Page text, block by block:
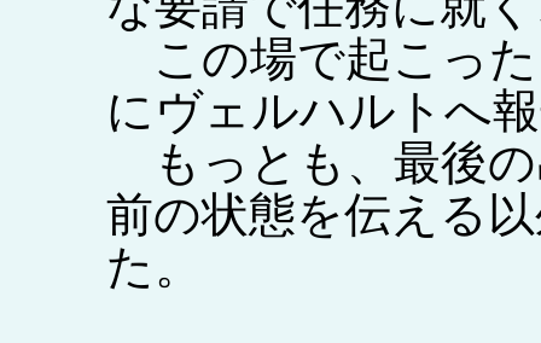
この場で起こっ
にヴェルハルトへ
もっとも、最後
前の状態を伝える
た。